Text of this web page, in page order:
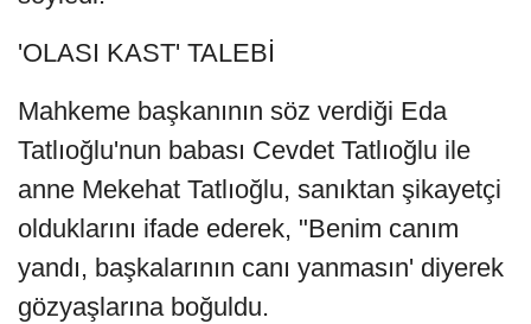
'OLASI KAST' TALEBİ
Mahkeme başkanının söz verdiği Eda
Tatlıoğlu'nun babası Cevdet Tatlıoğlu ile
anne Mekehat Tatlıoğlu, sanıktan şikayetçi
olduklarını ifade ederek, "Benim canım
yandı, başkalarının canı yanmasın' diyerek
gözyaşlarına boğuldu.